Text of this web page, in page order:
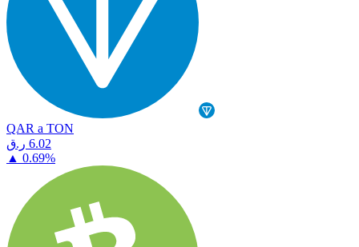
QAR a TON
⁦ر.ق⁩ 6.02
▲ 0.69%